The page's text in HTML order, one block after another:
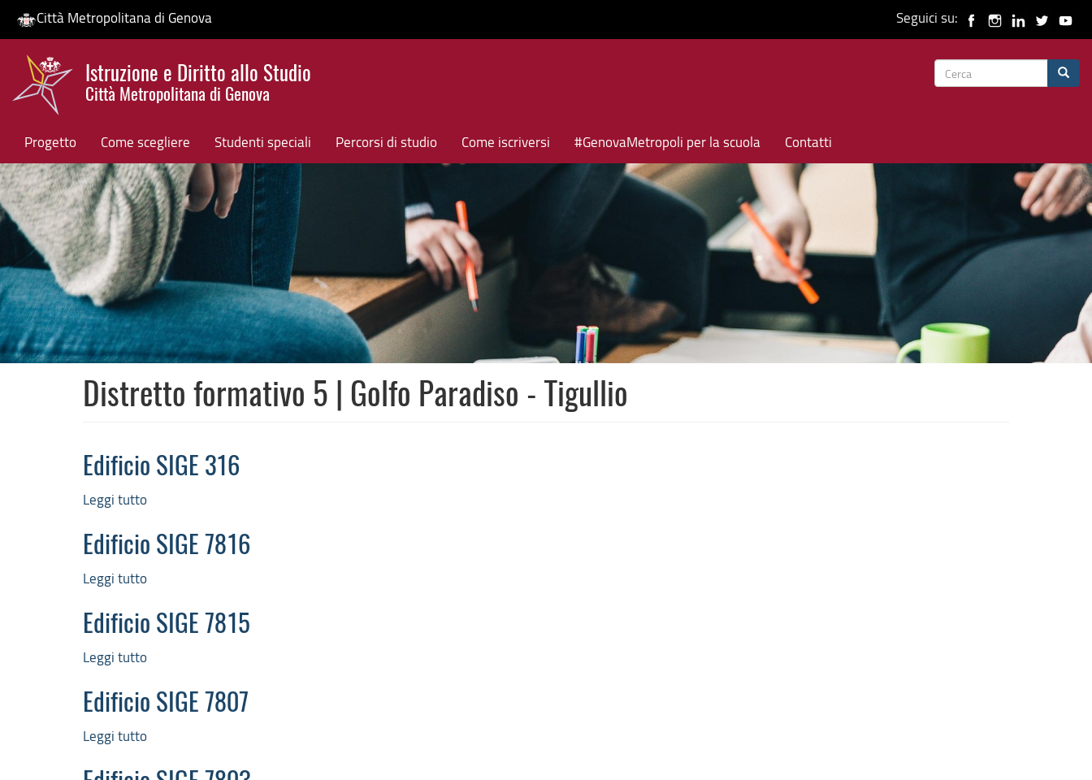
Salta
contenuto
Città Metropolitana di Genova Seguici su:
Istruzione e Diritto allo Studio
Città Metropolitana di Genova
Form
Progetto Come scegliere Studenti speciali Percorsi di studio Come iscriversi #GenovaMetropoli per la scuola Contatti
HP banner
Distretto formativo 5 | Golfo Paradiso - Tigullio
Edificio SIGE 316
Leggi tutto
SIGE
316
Edificio SIGE 7816
Leggi tutto
SIGE
7816
Edificio SIGE 7815
Leggi tutto
SIGE
7815
Edificio SIGE 7807
Leggi tutto
SIGE